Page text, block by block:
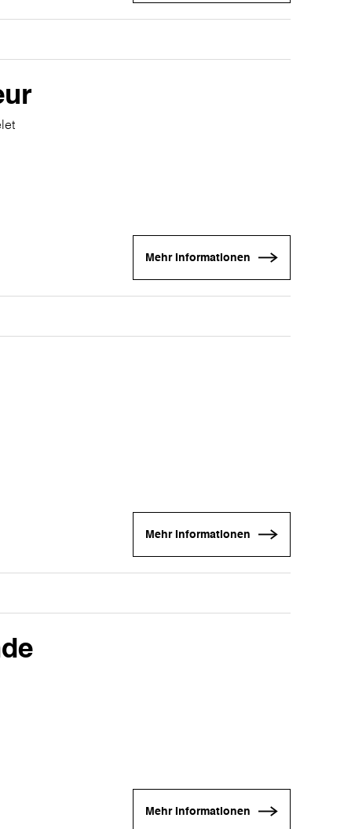
Mehr Informationen
Mehr Informationen
Mehr Informationen